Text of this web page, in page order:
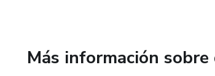
Más información